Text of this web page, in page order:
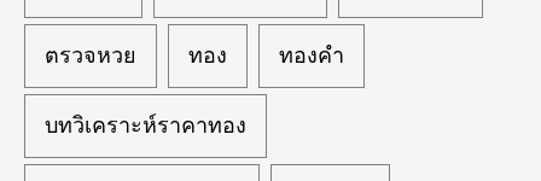
ตรวจหวย ทอง ทองคำ
บทวิเคราะห์ราคาทอง